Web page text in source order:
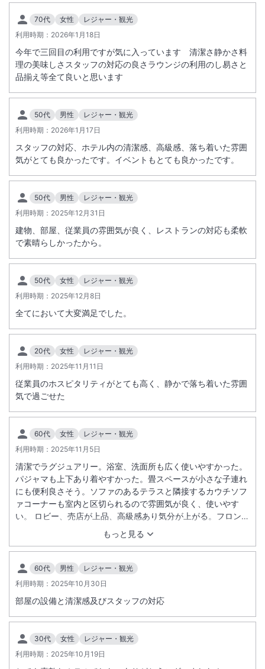
70代 女性
レジャー・観光
利用時期： 2026年1月18日
今年で三回目の利用ですが気に入っています 清潔さ静かさ料
理の美味しさスタッフの対応の良さラウンジの利用のし易さと
品揃え等全て良いと思います
50代 男性
レジャー・観光
利用時期： 2026年1月17日
スタッフの対応、ホテル内の清潔感、高級感、落ち着いた雰囲
気がとても良かったです。イベントもとても良かったです。
50代 男性
レジャー・観光
利用時期： 2025年12月31日
建物、部屋、従業員の雰囲気が良く、レストランの対応も柔軟
で素晴らしかったから。
50代 女性
レジャー・観光
利用時期： 2025年12月8日
全てにおいて大変満足でした。
20代 女性
レジャー・観光
利用時期： 2025年11月11日
従業員のホスピタリティがとても高く、静かで落ち着いた雰囲
気で過ごせた
60代 女性
レジャー・観光
利用時期： 2025年11月5日
もっと見る
清潔でラグジュアリー。浴室、洗面所も広く使いやすかった。
パジャマも上下あり着やすかった。畳スペースが小さな子連れ
にも便利良さそう。ソファのあるテラスと隣接するカウチソフ
ァコーナーも室内と区切られるので雰囲気が良く、使いやす
い。 ロビー、売店が上品、高級感あり気分が上がる。フロント
が個別でコンシェルジェっぽく相談しやすい。今回は利用でき
なかったがレンタル水着もリーズナブルでジムや屋内外プール
も魅力的だった。 部屋で亡くした小さなピアス（自分で探して
も見つからなかったもの）を見つけてくれて送ってもらえた。
60代 男性
レジャー・観光
利用時期： 2025年10月30日
部屋の設備と清潔感及びスタッフの対応
30代 女性
レジャー・観光
利用時期： 2025年10月19日